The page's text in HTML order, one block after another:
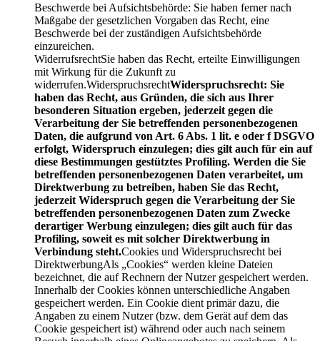
Beschwerde bei Aufsichtsbehörde: Sie haben ferner nach
Maßgabe der gesetzlichen Vorgaben das Recht, eine
Beschwerde bei der zuständigen Aufsichtsbehörde
einzureichen.
WiderrufsrechtSie haben das Recht, erteilte Einwilligungen
mit Wirkung für die Zukunft zu
widerrufen.WiderspruchsrechtWiderspruchsrecht: Sie
haben das Recht, aus Gründen, die sich aus Ihrer
besonderen Situation ergeben, jederzeit gegen die
Verarbeitung der Sie betreffenden personenbezogenen
Daten, die aufgrund von Art. 6 Abs. 1 lit. e oder f DSGVO
erfolgt, Widerspruch einzulegen; dies gilt auch für ein auf
diese Bestimmungen gestütztes Profiling. Werden die Sie
betreffenden personenbezogenen Daten verarbeitet, um
Direktwerbung zu betreiben, haben Sie das Recht,
jederzeit Widerspruch gegen die Verarbeitung der Sie
betreffenden personenbezogenen Daten zum Zwecke
derartiger Werbung einzulegen; dies gilt auch für das
Profiling, soweit es mit solcher Direktwerbung in
Verbindung steht.Cookies und Widerspruchsrecht bei
DirektwerbungAls „Cookies“ werden kleine Dateien
bezeichnet, die auf Rechnern der Nutzer gespeichert werden.
Innerhalb der Cookies können unterschiedliche Angaben
gespeichert werden. Ein Cookie dient primär dazu, die
Angaben zu einem Nutzer (bzw. dem Gerät auf dem das
Cookie gespeichert ist) während oder auch nach seinem